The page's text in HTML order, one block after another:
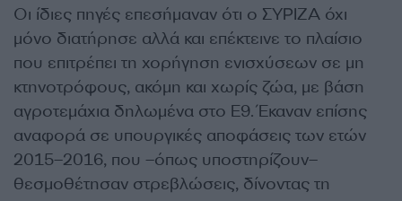
Οι ίδιες πηγές επεσήμαναν ότι ο ΣΥΡΙΖΑ όχι
μόνο διατήρησε αλλά και επέκτεινε το πλαίσιο
που επιτρέπει τη χορήγηση ενισχύσεων σε μη
κτηνοτρόφους, ακόμη και χωρίς ζώα, με βάση
αγροτεμάχια δηλωμένα στο Ε9. Έκαναν επίσης
αναφορά σε υπουργικές αποφάσεις των ετών
2015–2016, που –όπως υποστηρίζουν–
θεσμοθέτησαν στρεβλώσεις, δίνοντας τη